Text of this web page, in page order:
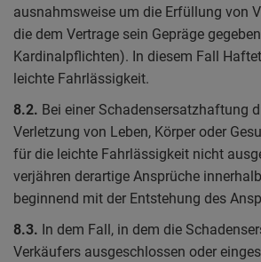
ausnahmsweise um die Erfüllung von
die dem Vertrage sein Gepräge
Kardinalpflichten). In diesem Fall
leichte Fahrlässigkeit.
8.2. Bei einer Schadensersatzhaftung
Verletzung von Leben, Körper oder
für die leichte Fahrlässigkeit nicht
verjähren derartige Ansprüche
beginnend mit der Entstehung des
8.3. In dem Fall, in dem die
Verkäufers ausgeschlossen oder